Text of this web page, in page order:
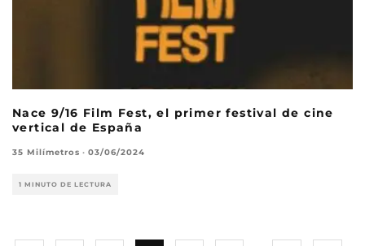
Nace 9/16 Film Fest, el primer festival de cine
vertical de España
35 Milímetros · 03/06/2024
1 MINUTO DE LECTURA